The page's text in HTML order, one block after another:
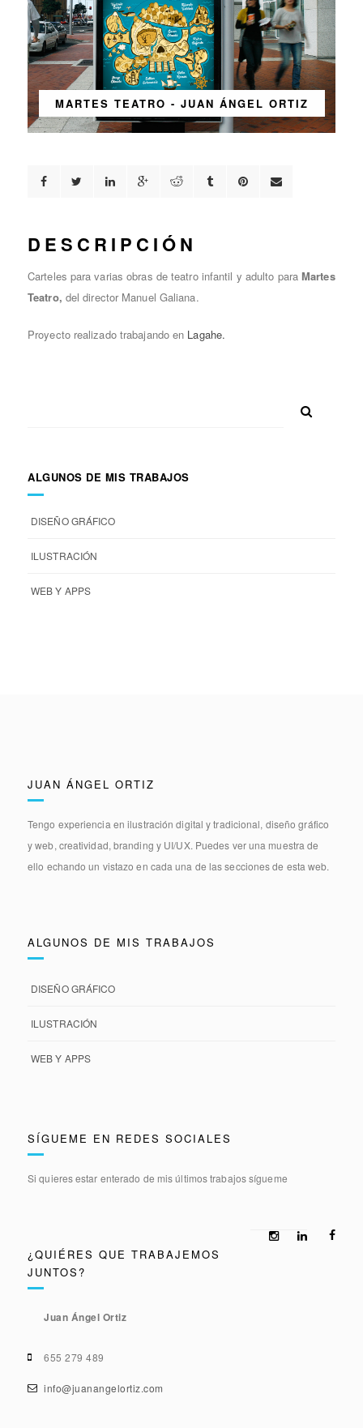
MARTES TEATRO - JUAN ÁNGEL ORTIZ
DESCRIPCIÓN
Carteles para varias obras de teatro infantil y adulto paraMartes
Teatro, del director Manuel Galiana.
Proyecto realizado trabajando en Lagahe.
ALGUNOS DE MIS TRABAJOS
DISEÑO GRÁFICO
ILUSTRACIÓN
WEB Y APPS
JUAN ÁNGEL ORTIZ
Tengo experiencia enilustración digital y tradicional, diseño gráfico
y web, creatividad, branding y UI/UX. Puedes ver una muestra de
ello echando un vistazo en cada una de las secciones de esta web.
ALGUNOS DE MIS TRABAJOS
DISEÑO GRÁFICO
ILUSTRACIÓN
WEB Y APPS
SÍGUEME EN REDES SOCIALES
Si quieres estar enterado de mis últimos trabajos sígueme
¿QUIÉRES QUE TRABAJEMOS
JUNTOS?
Juan Ángel Ortiz
655 279 489
info@juanangelortiz.com